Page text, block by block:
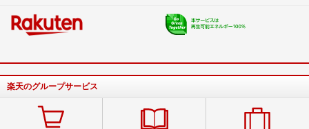
楽天のグループサービス